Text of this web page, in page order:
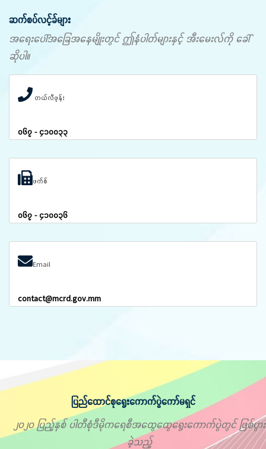
ဆက်စပ်လင့်ခ်များ
အရေးပေါ်အခြေအနေမျိုးတွင် ဤနံပါတ်များနှင့် အီးမေးလ်ကို ခေါ်
ဆိုပါ။
တယ်လီဖုန်း
၀၆၇ - ၄၁၀၀၃၃
ဖက်စ်
၀၆၇ - ၄၁၀၀၃၆
Email
contact@mcrd.gov.mm
ပြည်ထောင်စုရွေးကောက်ပွဲကော်မရှင်
၂၀၂၀ ပြည့်နှစ် ပါတီစုံဒီမိုကရေစီအထွေထွေရွေးကောက်ပွဲတွင် ဖြစ်ပွား
ခဲ့သည့်